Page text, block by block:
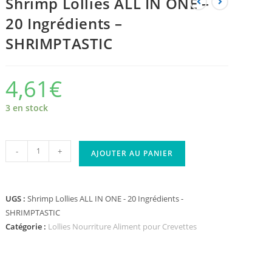
20 Ingrédients –
SHRIMPTASTIC
4,61€
3 en stock
- + AJOUTER AU PANIER
UGS :Shrimp Lollies ALL IN ONE - 20 Ingrédients -
SHRIMPTASTIC
Catégorie : Lollies Nourriture Aliment pour Crevettes